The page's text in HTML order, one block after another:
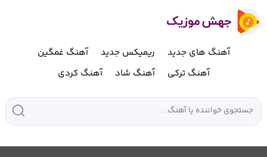
آهنگ های جدید ریمیکس جدید
آهنگ غمگین
آهنگ ترکی
آهنگ شاد آهنگ کردی